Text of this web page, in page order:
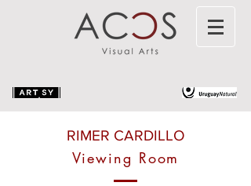
RIMER CARDILLO
Viewing Room